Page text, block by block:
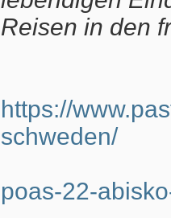
Reisen in den
https://
schweden/
poas-22-